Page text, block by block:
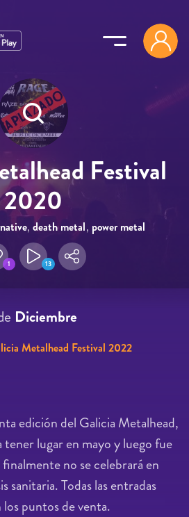
Festival
2020
, death metal, power metal
1 13
Diciembre
Metalhead Festival 2022
edición del Galicia Metalhead,
tener lugar en mayo y luego fue
no se celebrará en
sanitaria. Todas las entradas
puntos de venta.